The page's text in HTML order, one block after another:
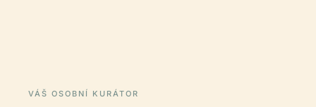
VÁŠ OSOBNÍ KURÁTOR